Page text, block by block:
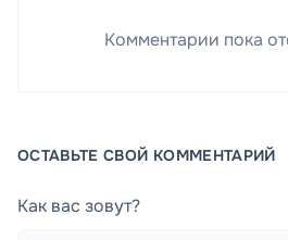
Комментарии пока
ОСТАВЬТЕ СВОЙ КОММЕНТАРИЙ
Как вас зовут?